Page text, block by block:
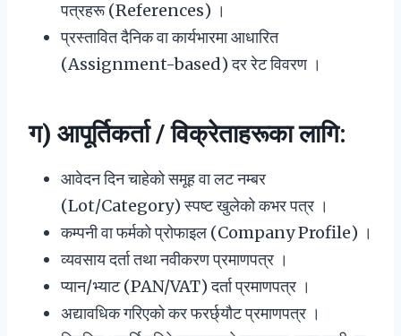
पत्रहरू (References) ।
प्रस्तावित दैनिक वा कार्यभारमा आधारित
(Assignment-based) दर रेट विवरण ।
ग) आपूर्तिकर्ता / विक्रेताहरूका लागि:
आवेदन दिन चाहेको समूह वा लट नम्बर
(Lot/Category) स्पष्ट खुलेको कभर पत्र ।
कम्पनी वा फर्मको प्रोफाइल (Company Profile) ।
व्यवसाय दर्ता तथा नवीकरण प्रमाणपत्र ।
प्यान/भ्याट (PAN/VAT) दर्ता प्रमाणपत्र ।
अद्यावधिक गरिएको कर फरर्छ्यौट प्रमाणपत्र ।